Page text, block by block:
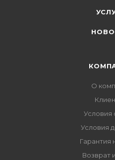
О
Условия
Условия
Гарантия
Возврат